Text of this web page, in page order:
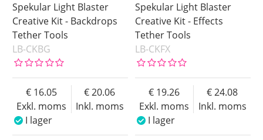
Spekular Light Blaster
Creative Kit - Backdrops
Tether Tools
LB-CKBG
Exkl. moms
16.05
Inkl. moms
20.06
I lager
Spekular Light Blaster
Creative Kit - Effects
Tether Tools
LB-CKFX
Exkl. moms
19.26
Inkl. moms
24.08
I lager